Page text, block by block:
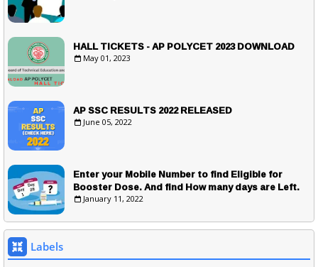
HALL TICKETS - AP POLYCET 2023 DOWNLOAD
May 01, 2023
AP SSC RESULTS 2022 RELEASED
June 05, 2022
Enter your Mobile Number to find Eligible for
Booster Dose. And find How many days are Left.
January 11, 2022
Labels